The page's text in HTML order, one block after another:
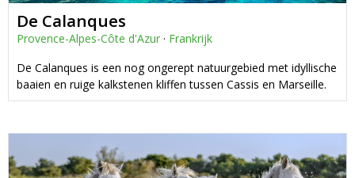
De Calanques
Provence-Alpes-Côte d'Azur · Frankrijk
De Calanques is een nog ongerept natuurgebied met idyllische
baaien en ruige kalkstenen kliffen tussen Cassis en Marseille.